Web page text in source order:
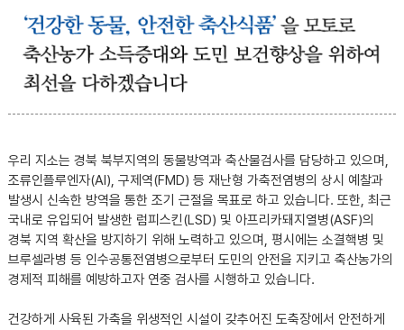
우리 지소는 경북 북부지역의 동물방역과 축산물검사를 담당하고 있으며,
조류인플루엔자(AI), 구제역(FMD) 등 재난형 가축전염병의 상시 예찰과
발생시 신속한 방역을 통한 조기 근절을 목표로 하고 있습니다. 또한, 최근
국내로 유입되어 발생한 럼피스킨(LSD) 및 아프리카돼지열병(ASF)의
경북 지역 확산을 방지하기 위해 노력하고 있으며, 평시에는 소결핵병 및
브루셀라병 등 인수공통전염병으로부터 도민의 안전을 지키고 축산농가의
경제적 피해를 예방하고자 연중 검사를 시행하고 있습니다.
건강하게 사육된 가축을 위생적인 시설이 갖추어진 도축장에서 안전하게